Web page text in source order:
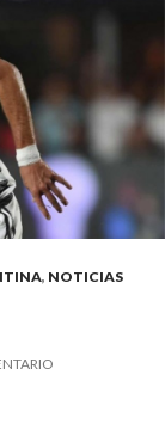
, NOTICIAS